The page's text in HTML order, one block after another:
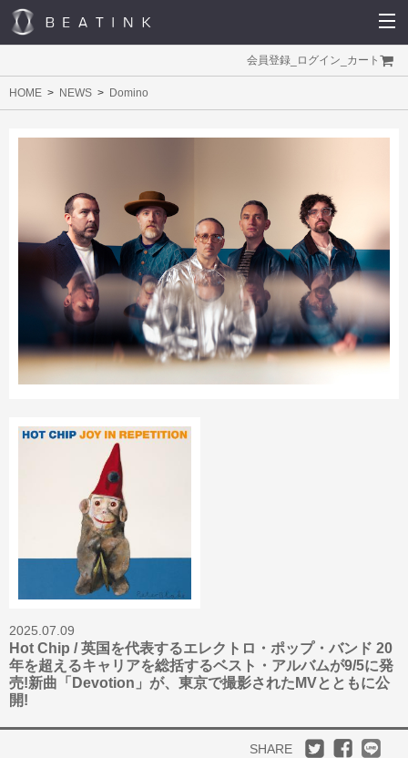
会員登録 ログイン カート
HOME NEWS Domino
2025.07.09
Hot Chip / 英国を代表するエレクトロ・ポップ・バンド 20
年を超えるキャリアを総括するベスト・アルバムが9/5に発
売!新曲「Devotion」が、東京で撮影されたMVとともに公
開!
SHARE